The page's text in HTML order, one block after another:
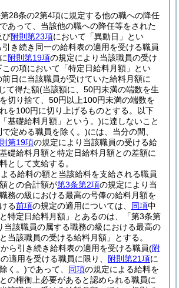
28条の2第4項に規定する他の職への降任
あって、当該他の職への降任等をされた
び附則第23項において「異動日」とい
き続き同一の給料表の適用を受ける職員
附則第19項の規定により当該職員の受け
この項において「特定日給料月額」とい
日に当該職員が受けていた給料月額に
て得た額(当該額に、50円未満の端数を生
切り捨て、50円以上100円未満の端数を
を100円に切り上げるものとする。以下
基礎給料月額」という。)に達しないこと
で定める職員を除く。)には、当分の間、
第19項の規定により当該職員の受ける給
礎給料月額と特定日給料月額との差額に
として支給する。
る給料の額と当該給料を支給される職員
との合計額が第3条第2項の規定により当
務の級における最高の号俸の給料月額を
る前項の規定の適用については、 同項中
と特定日給料月額」とあるのは、「第3条第
当該職員の属する職務の級における最高の
当該職員の受ける給料月額」とする。
ら引き続き給料表の適用を受ける職員(附
適用を受ける職員に限り、 附則第21項に
く。)であって、 同項の規定による給料を
の権衡上必要があると認められる職員に